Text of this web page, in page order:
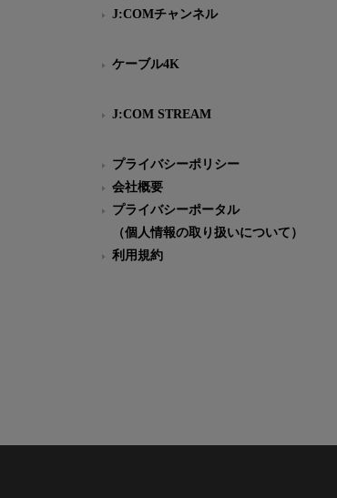
J:COMチャンネル
ケーブル4K
J:COM STREAM
プライバシーポリシー
会社概要
プライバシーポータル
（個人情報の取り扱いについて）
利用規約